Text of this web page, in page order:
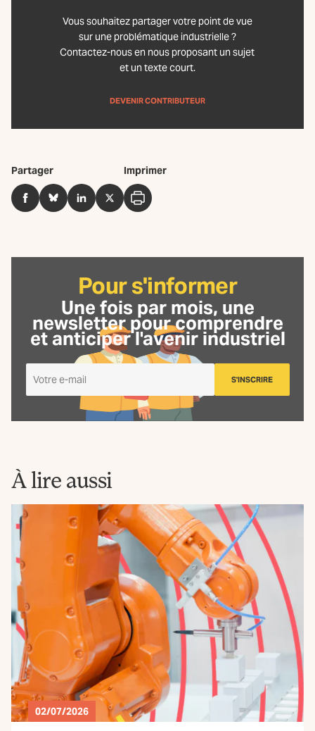
Vous souhaitez partager votre point de vue
sur une problématique industrielle ?
Contactez-nous en nous proposant un sujet
et un texte court.
DEVENIR CONTRIBUTEUR
Partager
FacebookBlueSkyLinkedInTwitter
Imprimer
Imprimer
Pour s'informer
Une fois par mois, une
newsletterpour comprendre
et anticiper l'avenir industriel
m'inscris
à
S'INSCRIRE
À lire aussi
02/07/2026